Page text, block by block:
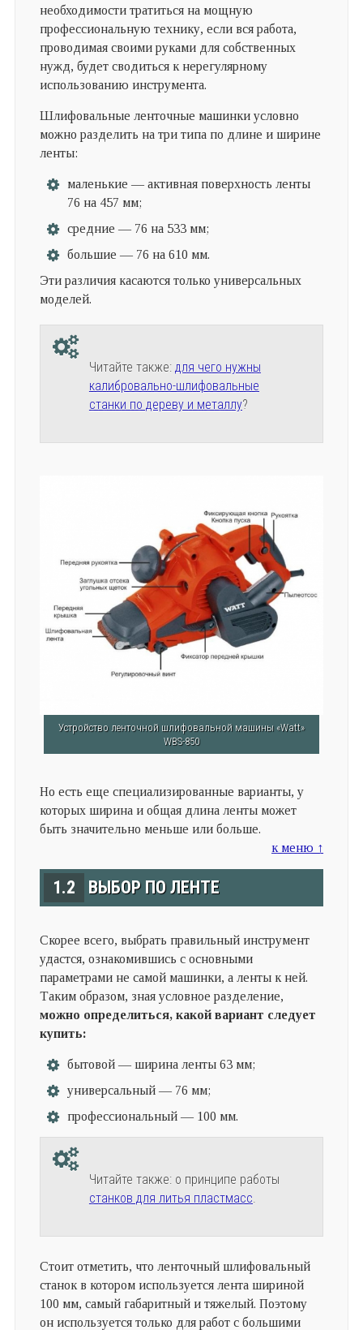
необходимости тратиться на мощную
профессиональную технику, если вся работа,
проводимая своими руками для собственных
нужд, будет сводиться к нерегулярному
использованию инструмента.
Шлифовальные ленточные машинки условно
можно разделить на три типа по длине и ширине
ленты:
маленькие — активная поверхность ленты
76 на 457 мм;
средние — 76 на 533 мм;
большие — 76 на 610 мм.
Эти различия касаются только универсальных
моделей.
Читайте также: для чего нужны
калибровально-шлифовальные
станки по дереву и металлу?
Устройство ленточной шлифовальной машины «Watt»
WBS-850
Но есть еще специализированные варианты, у
которых ширина и общая длина ленты может
быть значительно меньше или больше.
к меню ↑
1.2 ВЫБОР ПО ЛЕНТЕ
Скорее всего, выбрать правильный инструмент
удастся, ознакомившись с основными
параметрами не самой машинки, а ленты к ней.
Таким образом, зная условное разделение,
можно определиться, какой вариант следует
купить:
бытовой — ширина ленты 63 мм;
универсальный — 76 мм;
профессиональный — 100 мм.
Читайте также: о принципе работы
станков для литья пластмасс.
Стоит отметить, что ленточный шлифовальный
станок в котором используется лента шириной
100 мм, самый габаритный и тяжелый. Поэтому
он используется только для работ с большими